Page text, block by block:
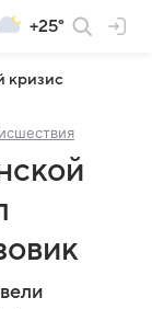
+25°
кризис